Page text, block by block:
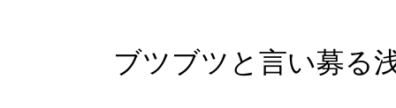
ブツブツと言い募る